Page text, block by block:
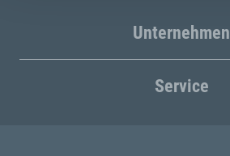
Unternehmen
Service